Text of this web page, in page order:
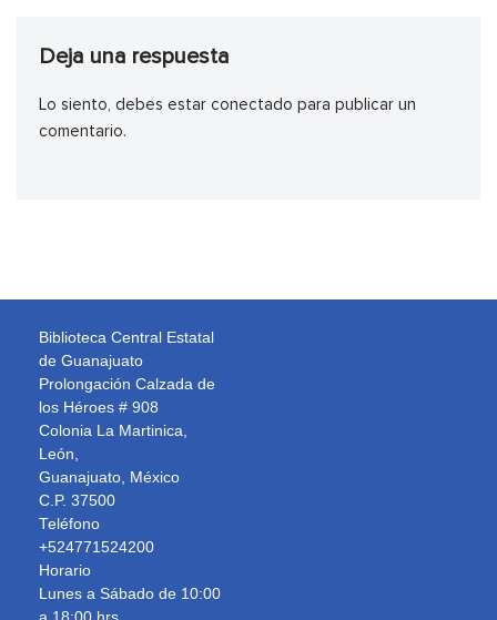
Deja una respuesta
Lo siento, debes estar conectado para publicar un
comentario.
Biblioteca Central Estatal
de Guanajuato
Prolongación Calzada de
los Héroes # 908
Colonia La Martinica,
León,
Guanajuato, México
C.P. 37500
Teléfono
+524771524200
Horario
Lunes a Sábado de 10:00